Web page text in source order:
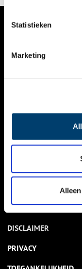
Statistieken
Marketing
NIEUWS
KALENDER
ACTIVITEITEN
NIEUWSBRIEF
DISCLAIMER
PRIVACY